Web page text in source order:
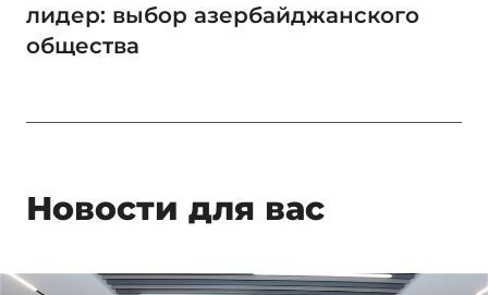
лидер: выбор азербайджанского
общества
Новости для вас